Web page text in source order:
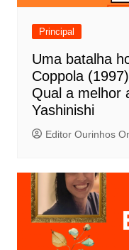
Principal
Uma batalha
Coppola
Qual a melhor
Yashinishi
Editor Ourinhos